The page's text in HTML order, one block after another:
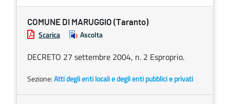
COMUNE DI MARUGGIO (Taranto)
Scarica Ascolta
DECRETO 27 settembre 2004, n. 2 Esproprio.
Sezione:Atti degli enti locali e degli enti pubblici e privati